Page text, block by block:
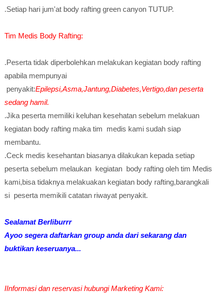
.Setiap hari jum'at body rafting green canyon TUTUP.
Tim Medis Body Rafting:
.Peserta tidak diperbolehkan melakukan kegiatan body rafting
apabila mempunyai
penyakit:Epilepsi,Asma,Jantung,Diabetes,Vertigo,dan peserta
sedang hamil.
.Jika peserta memiliki keluhan kesehatan sebelum melakuan
kegiatan body rafting maka tim medis kami sudah siap
membantu.
.Ceck medis kesehantan biasanya dilakukan kepada setiap
peserta sebelum melaukan kegiatan body rafting oleh tim Medis
kami,bisa tidaknya melakuakan kegiatan body rafting,barangkali
si peserta memikili catatan riwayat penyakit.
Sealamat Berliburrr
Ayoo segera daftarkan group anda dari sekarang dan
buktikan keseruanya...
IInformasi dan reservasi hubungi Marketing Kami: